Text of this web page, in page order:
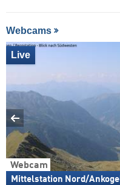
Webcams
Webcam
Mittelstation Nord/
Live